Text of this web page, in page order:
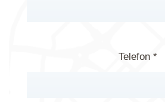
Telefon *